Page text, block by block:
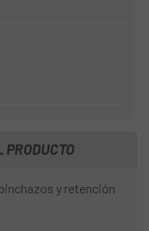
PRODUCTO
y retención